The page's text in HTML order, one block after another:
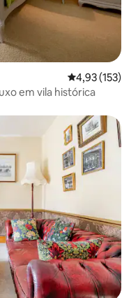
4,93 de uma
4,93 (153)
em vila histórica